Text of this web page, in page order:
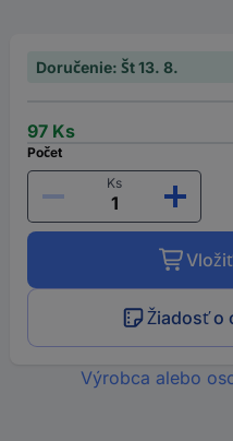
Doručenie: Št 13. 8.
97 Ks
Počet
Ks
Žiadosť o
Výrobca alebo